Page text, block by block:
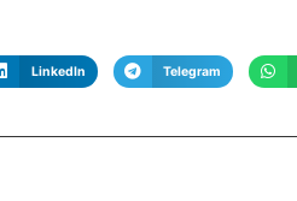
LinkedIn Telegram